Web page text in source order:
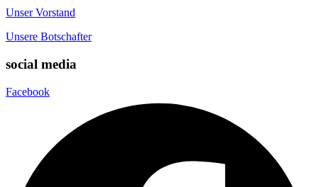
Unser Vorstand
Unsere Botschafter
social media
Facebook